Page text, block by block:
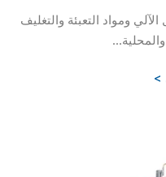
ومواد التعبئة والتغليف
>